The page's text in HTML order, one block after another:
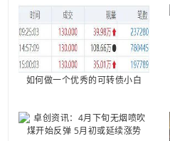
如何做一个优秀的可转债小白